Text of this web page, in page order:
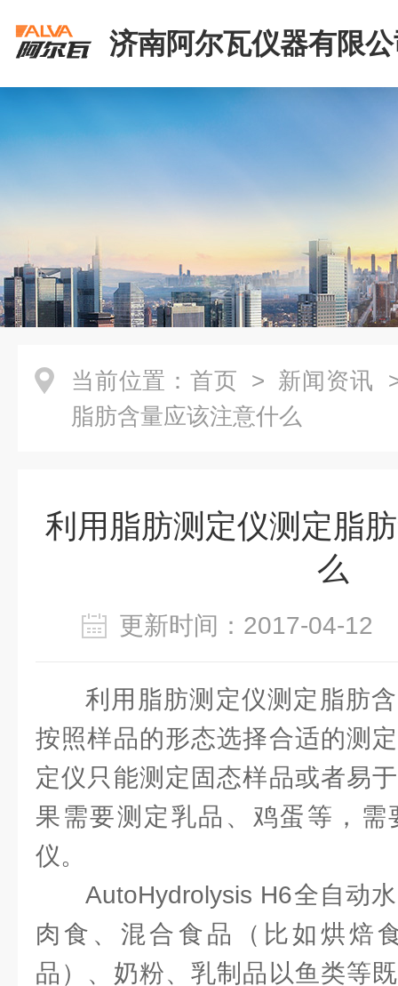
济南阿尔瓦仪器有限
当前位置： 首页 > 新闻资讯
脂肪含量应该注意什么
利用脂肪测定仪测定脂
么
更新时间：2017-04-
利用脂肪测定仪测定脂肪
按照样品的形态选择合适的测
定仪只能测定固态样品或者易
果需要测定乳品、鸡蛋等，
仪。
AutoHydrolysis H6全自动
肉食、混合食品（比如烘焙
品）、奶粉、乳制品以鱼类等